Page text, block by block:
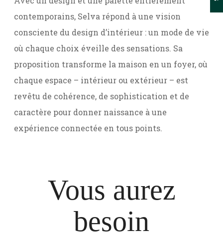
contemporains, Selva répond à une vision
consciente du design d’intérieur : un mode de vie
où chaque choix éveille des sensations. Sa
proposition transforme la maison en un foyer, où
chaque espace – intérieur ou extérieur – est
revêtu de cohérence, de sophistication et de
caractère pour donner naissance à une
expérience connectée en tous points.
Vous aurez
besoin